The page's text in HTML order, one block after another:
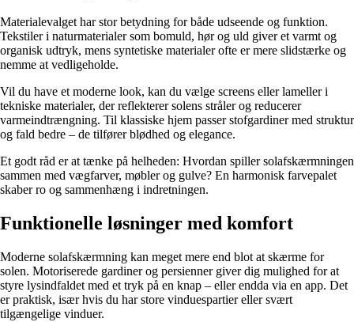
Materialevalget har stor betydning for både udseende og funktion.
Tekstiler i naturmaterialer som bomuld, hør og uld giver et varmt og
organisk udtryk, mens syntetiske materialer ofte er mere slidstærke og
nemme at vedligeholde.
Vil du have et moderne look, kan du vælge screens eller lameller i
tekniske materialer, der reflekterer solens stråler og reducerer
varmeindtrængning. Til klassiske hjem passer stofgardiner med struktur
og fald bedre – de tilfører blødhed og elegance.
Et godt råd er at tænke på helheden: Hvordan spiller solafskærmningen
sammen med vægfarver, møbler og gulve? En harmonisk farvepalet
skaber ro og sammenhæng i indretningen.
Funktionelle løsninger med komfort
Moderne solafskærmning kan meget mere end blot at skærme for
solen. Motoriserede gardiner og persienner giver dig mulighed for at
styre lysindfaldet med et tryk på en knap – eller endda via en app. Det
er praktisk, især hvis du har store vinduespartier eller svært
tilgængelige vinduer.